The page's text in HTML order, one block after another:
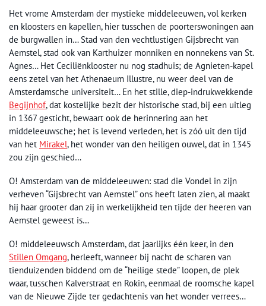
Het vrome Amsterdam der mystieke middeleeuwen, vol kerken
en kloosters en kapellen, hier tusschen de poorterswoningen aan
de burgwallen in… Stad van den vechtlustigen Gijsbrecht van
Aemstel, stad ook van Karthuizer monniken en nonnekens van St.
Agnes… Het Ceciliënklooster nu nog stadhuis; de Agnieten-kapel
eens zetel van het Athenaeum Illustre, nu weer deel van de
Amsterdamsche universiteit… En het stille, diep-indrukwekkende
Begijnhof, dat kostelijke bezit der historische stad, bij een uitleg
in 1367 gesticht, bewaart ook de herinnering aan het
middeleeuwsche; het is levend verleden, het is zóó uit den tijd
van het Mirakel, het wonder van den heiligen ouwel, dat in 1345
zou zijn geschied…
O! Amsterdam van de middeleeuwen: stad die Vondel in zijn
verheven “Gijsbrecht van Aemstel” ons heeft laten zien, al maakt
hij haar grooter dan zij in werkelijkheid ten tijde der heeren van
Aemstel geweest is…
O! middeleeuwsch Amsterdam, dat jaarlijks één keer, in den
Stillen Omgang, herleeft, wanneer bij nacht de scharen van
tienduizenden biddend om de “heilige stede” loopen, de plek
waar, tusschen Kalverstraat en Rokin, eenmaal de roomsche kapel
van de Nieuwe Zijde ter gedachtenis van het wonder verrees…